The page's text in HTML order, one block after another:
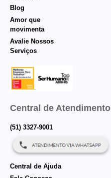
Blog
Amor que
movimenta
Avalie Nossos
Serviços
Central de Atendimento
(51) 3327-9001
Central de Ajuda